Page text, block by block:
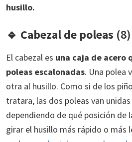
husillo.
🔹 Cabezal de poleas (8)
El cabezal es una caja de acero
poleas escalonadas. Una polea
otra al husillo. Como si de los
tratara, las dos poleas van
dependiendo de qué posición de
girar el husillo más rápido o más